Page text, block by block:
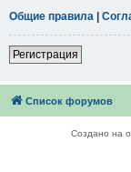
Общие правила |
Регистрация
Список форумов
Создано на